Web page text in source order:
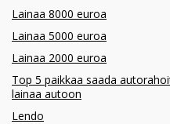
Lainaa 8000 euroa
Lainaa 5000 euroa
Lainaa 2000 euroa
Top 5 paikkaa saada
lainaa autoon
Lendo